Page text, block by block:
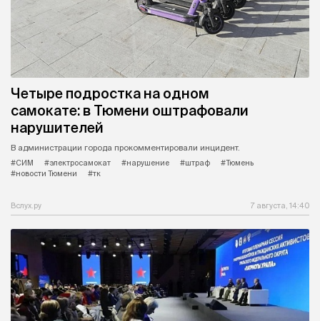
Четыре подростка на одном
самокате: в Тюмени оштрафовали
нарушителей
В администрации города прокомментировали инцидент.
#СИМ
#электросамокат #нарушение #штраф
#Тюмень
#новости Тюмени
#тк
Вслух.ру 7 августа, 14:40